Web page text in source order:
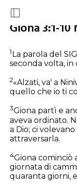
Giona 3:1-
1La parola del
seconda volta,
2«Alzati, va' a
quello che io ti
3Giona partì e
aveva ordinato.
a Dio; ci
attraversarla.
4Giona cominciò
giornata di
quaranta giorni,